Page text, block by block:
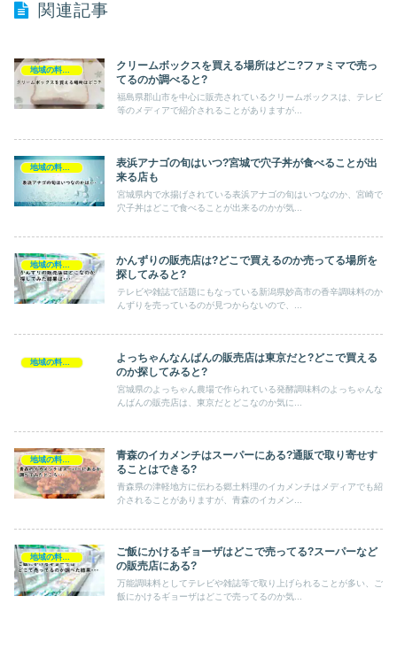
関連記事
地域の料理・特産品
クリームボックスを買える場所はどこ?ファミマで売っ
てるのか調べると?
福島県郡山市を中心に販売されているクリームボックスは、テレビ
等のメディアで紹介されることがありますが...
地域の料理・特産品
表浜アナゴの旬はいつ?宮城で穴子丼が食べることが出
来る店も
宮城県内で水揚げされている表浜アナゴの旬はいつなのか、宮崎で
穴子丼はどこで食べることが出来るのかが気...
かんずりの販売店は?どこで買えるのか売ってる場所を
探してみると?
テレビや雑誌で話題にもなっている新潟県妙高市の香辛調味料のか
んずりを売っているのが見つからないので、...
よっちゃんなんばんの販売店は東京だと?どこで買える
のか探してみると?
宮城県のよっちゃん農場で作られている発酵調味料のよっちゃんな
んばんの販売店は、東京だとどこなのか気に...
青森のイカメンチはスーパーにある?通販で取り寄せす
ることはできる?
青森県の津軽地方に伝わる郷土料理のイカメンチはメディアでも紹
介されることがありますが、青森のイカメン...
ご飯にかけるギョーザはどこで売ってる?スーパーなど
の販売店にある?
万能調味料としてテレビや雑誌等で取り上げられることが多い、ご
飯にかけるギョーザはどこで売ってるのか気...